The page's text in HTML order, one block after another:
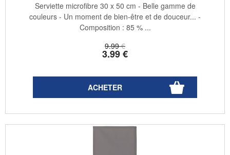
9.99 €
3.99€
Serviette microfibre 30 x 50 cm - Belle gamme de
couleurs - Un moment de bien-être et de douceur... -
Composition : 85 % ...